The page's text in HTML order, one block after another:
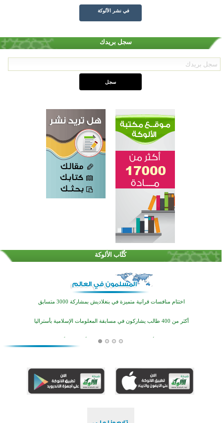
في نشر الألوكة
سجل بريدك
كُتَّاب الألوكة
اختتام الدورة التاسعة لمسابقة حفظ وتلاوة القرآن الكريم في أزناكاييف
تيسليتش تختتم برنامجا تعليميا لتعزيز القيم وبناء الشخصية للشباب المسلمين
اختتام منافسات قرآنية متميزة في بنغلاديش بمشاركة 3000 متسابق
أكثر من 400 طالب يشاركون في مسابقة المعلومات الإسلامية بأستراليا
افتتاح تاريخي لأول مسجد في بلييفليا بالجبل الأسود منذ أكثر من قرن
أكبر مشروع إسلامي في ريف أستراليا يفتتح أبوابه بعد سنوات من العمل والعطاء